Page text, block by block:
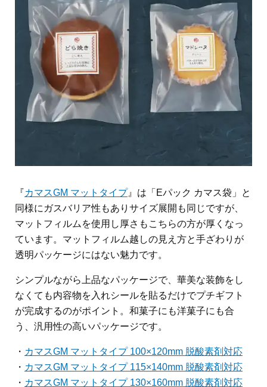
『カマスGM マットタイプ』は「Eパック カマス袋」と
同様にガスバリア性もありサイズ展開も同じですが、
マットフィルムを使用し厚さもこちらの方が厚くなっ
ています。マットフィルム越しの見え方と手ざわりが
透明パッケージにはない魅力です。
シンプルながら上品なパッケージで、華美な装飾をし
なくても内容物を入れシールを貼るだけでプチギフト
が完成するのがポイント。和菓子にも洋菓子にも合
う、汎用性の高いパッケージです。
・ カマスGM マットタイプ 100×120mm 脱酸素剤対応
・ カマスGM マットタイプ 115×140mm 脱酸素剤対応
・ カマスGM マットタイプ 130×160mm 脱酸素剤対応